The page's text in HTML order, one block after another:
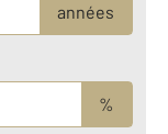
années
%